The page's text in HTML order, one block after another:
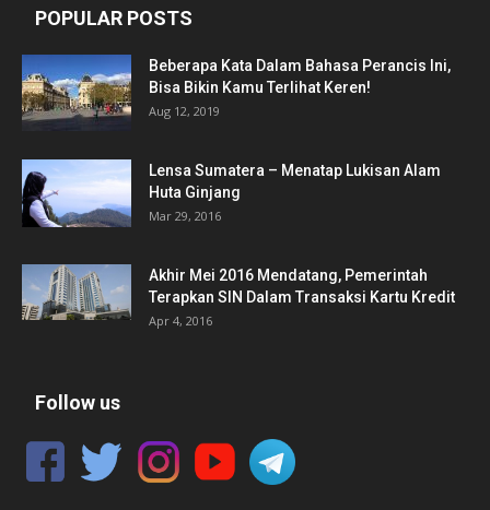
POPULAR POSTS
Beberapa Kata Dalam Bahasa Perancis Ini,
Bisa Bikin Kamu Terlihat Keren!
Aug 12, 2019
Lensa Sumatera – Menatap Lukisan Alam
Huta Ginjang
Mar 29, 2016
Akhir Mei 2016 Mendatang, Pemerintah
Terapkan SIN Dalam Transaksi Kartu Kredit
Apr 4, 2016
Follow us